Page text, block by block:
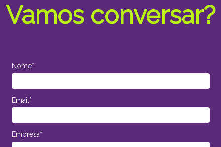
Vamos conversar?
Nome*
Email*
Empresa*